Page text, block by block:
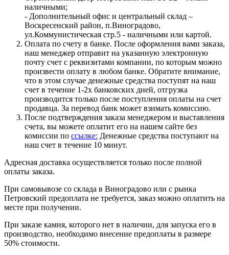
наличными;
- Дополнительный офис и центральный склад –
Воскресенский район, п.Виноградово,
ул.Коммунистическая стр.5 - наличными или картой.
Оплата по счету в банке. После оформления вами заказа,
наш менеджер отправит на указанную электронную
почту счет с реквизитами компании, по которым можно
произвести оплату в любом банке. Обратите внимание,
что в этом случае денежные средства поступят на наш
счет в течение 1-2х банковских дней, отгрузка
производится только после поступления оплаты на счет
продавца. За перевод банк может взимать комиссию.
После подтверждения заказа менеджером и выставления
счета, вы можете оплатит его на нашем сайте без
комиссии по ссылке: Денежные средства поступают на
наш счет в течение 10 минут.
Адресная доставка осуществляется только после полной
оплаты заказа.
При самовывозе со склада в Виноградово или с рынка
Петровский предоплата не требуется, заказ можно оплатить на
месте при получении.
При заказе камня, которого нет в наличии, для запуска его в
производство, необходимо внесение предоплаты в размере
50% стоимости.